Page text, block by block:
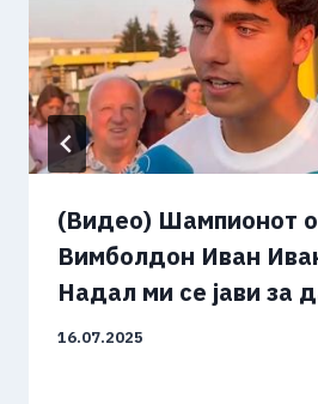
(Видео) Шампионот
Вимболдон Иван
Надал ми се јави за
16.07.2025